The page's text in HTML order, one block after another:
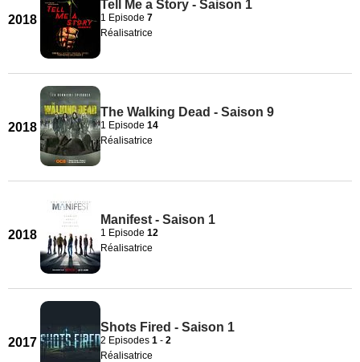
2018
Tell Me a Story - Saison 1
1 Episode 7
Réalisatrice
2018
The Walking Dead - Saison 9
1 Episode 14
Réalisatrice
2018
Manifest - Saison 1
1 Episode 12
Réalisatrice
2017
Shots Fired - Saison 1
2 Episodes 1 - 2
Réalisatrice